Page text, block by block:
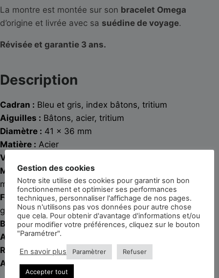
La montre est montée sur son bracelet Omega
d’origine et livrée avec sa suédine de voyage.
Révisée et garantie 3 ans.
Description
Cadran : Bleu et gris, index bâtons, tritium
Aiguilles : Bâtons, acier, tritium
Diamètre : 41 x 36 mm
Matière : Acier
Verre :
Mouvement :Mécanique à remontage automatique
manufacturé Omega 1022
Fonctionnalités :Heures, minutes, seconde centrale,
guichet day-date 3h
Bracelet :Omega
Année :1972
Référence :166.108
Accessoires :Suédine de voyage
Gestion des cookies
Notre site utilise des cookies pour garantir son bon
fonctionnement et optimiser ses performances
techniques, personnaliser l'affichage de nos pages.
Nous n'utilisons pas vos données pour autre chose
que cela. Pour obtenir d'avantage d'informations et/ou
pour modifier votre préférences, cliquez sur le bouton
"Paramétrer".
En savoir plus Paramètrer Refuser
Accepter tout